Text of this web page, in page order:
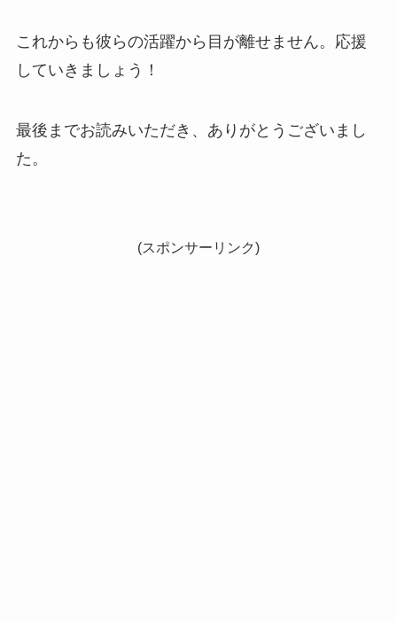
これからも彼らの活躍から目が離せません。応援
していきましょう！
最後までお読みいただき、ありがとうございまし
た。
(スポンサーリンク)